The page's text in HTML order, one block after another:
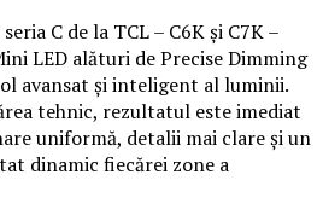
C de la TCL – C6K și C7K –
LED alături de Precise Dimming
avansat și inteligent al luminii.
tehnic, rezultatul este imediat
uniformă, detalii mai clare și un
dinamic fiecărei zone a